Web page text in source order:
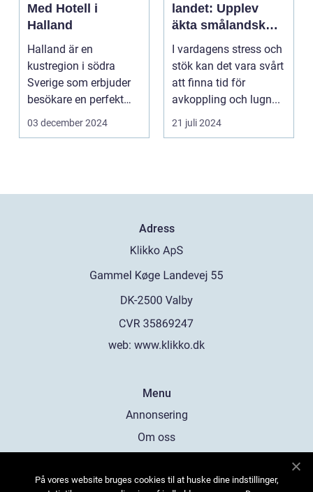
Med Hotell i
Halland
Halland är en
kustregion i södra
Sverige som erbjuder
besökare en perfekt
blandning a...
03 december 2024
landet: Upplev
äkta smålandsk
charm på
smålandstorpet
I vardagens stress och
stök kan det vara svårt
att finna tid för
avkoppling och lugn...
21 juli 2024
Adress
web: www.klikko.dk
Menu
Annonsering
Om oss
Kontakta oss
På vores website bruges cookies til at huske dine indstillinger,